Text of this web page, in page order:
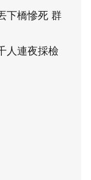
下橋慘死 群
人連夜採檢